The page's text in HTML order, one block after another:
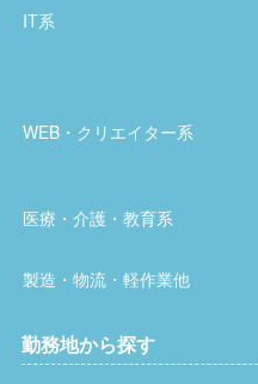
IT系
WEB・クリエイター系
医療・介護・教育系
製造・物流・軽作業他
勤務地から探す